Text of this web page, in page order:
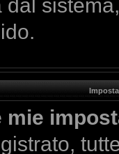
dal
mie